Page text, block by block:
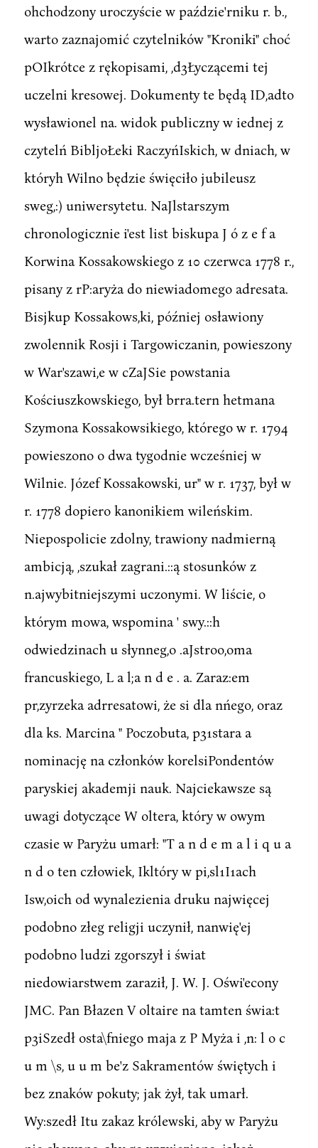
ohchodzony uroczyście w paździe'rniku r. b.,
warto zaznajomić czytelników "Kroniki" choć
pOIkrótce z rękopisami, ,d3Łyczącemi tej
uczelni kresowej. Dokumenty te będą ID,adto
wysławionel na. widok publiczny w iednej z
czytelń BibljoŁeki RaczyńIskich, w dniach, w
któryh Wilno będzie święciło jubileusz
sweg,:) uniwersytetu. NaJlstarszym
chronologicznie i'est list biskupa J ó z e f a
Korwina Kossakowskiego z 10 czerwca 1778 r.,
pisany z rP:aryża do niewiadomego adresata.
Bisjkup Kossakows,ki, później osławiony
zwolennik Rosji i Targowiczanin, powieszony
w War'szawi,e w cZaJSie powstania
Kościuszkowskiego, był brra.tern hetmana
Szymona Kossakowsikiego, którego w r. 1794
powieszono o dwa tygodnie wcześniej w
Wilnie. Józef Kossakowski, ur" w r. 1737, był w
r. 1778 dopiero kanonikiem wileńskim.
Niepospolicie zdolny, trawiony nadmierną
ambicją, ,szukał zagrani.::ą stosunków z
n.ajwybitniejszymi uczonymi. W liście, o
którym mowa, wspomina ' swy.::h
odwiedzinach u słynneg,o .aJstroo,oma
francuskiego, L a l;a n d e . a. Zaraz:em
pr,zyrzeka adrresatowi, że si dla nńego, oraz
dla ks. Marcina " Poczobuta, p31stara a
nominację na członków korelsiPondentów
paryskiej akademji nauk. Najciekawsze są
uwagi dotyczące W oltera, który w owym
czasie w Paryżu umarł: "T a n d e m a l i q u a
n d o ten człowiek, Ikltóry w pi,sl1I1ach
Isw,oich od wynalezienia druku najwięcej
podobno złeg religji uczynił, nanwię'ej
podobno ludzi zgorszył i świat
niedowiarstwem zaraził, J. W. J. Oświ'econy
JMC. Pan Błazen V oltaire na tamten świa:t
p3iSzedł osta\fniego maja z P Myża i ,n: l o c
u m \s, u u m be'z Sakramentów świętych i
bez znaków pokuty; jak żył, tak umarł.
Wy:szedł Itu zakaz królewski, aby w Paryżu